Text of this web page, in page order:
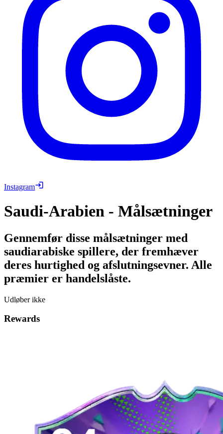
Instagram
Saudi-Arabien - Målsætninger
Gennemfør disse målsætninger med
saudiarabiske spillere, der fremhæver
deres hurtighed og afslutningsevner. Alle
præmier er handelslåste.
Udløber ikke
Rewards